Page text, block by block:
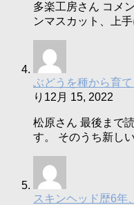
多楽工房さん コメ
ンマスカット、上
ぶどうを種から育
り 12月 15, 2022
松原さん 最後まで
す。 そのうち新し
スキンヘッド歴6年